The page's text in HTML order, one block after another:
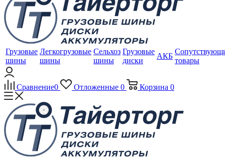
Грузовые
шины
Легкогрузовые
шины
Сельхоз
шины
Грузовые
диски
АКБ
товары
Сравнение0 Отложенные 0 Корзина 0